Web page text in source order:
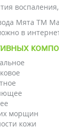
Мята ТМ
в
морщин
кожи